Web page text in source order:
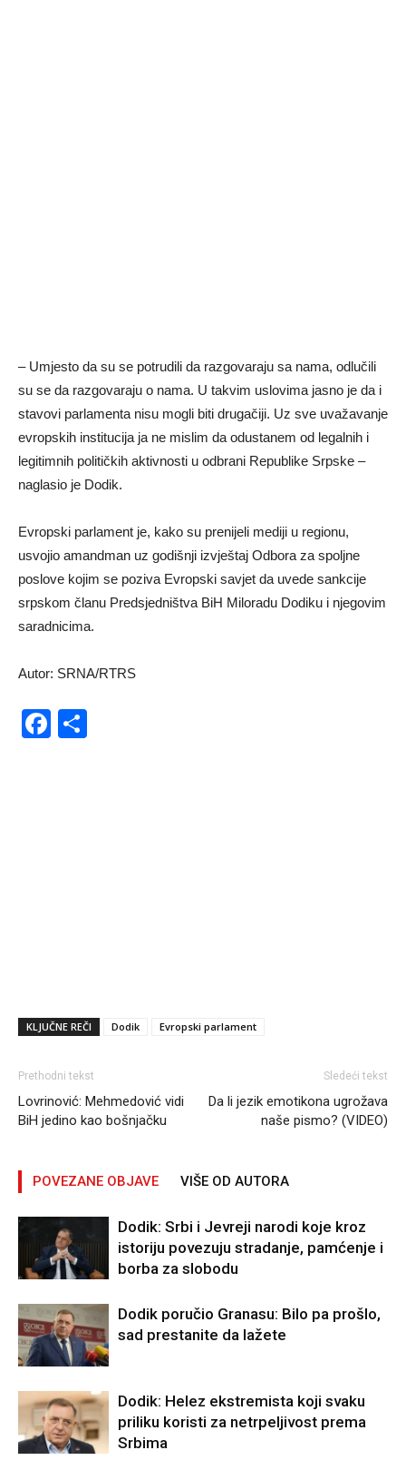
– Umjesto da su se potrudili da razgovaraju sa nama, odlučili
su se da razgovaraju o nama. U takvim uslovima jasno je da i
stavovi parlamenta nisu mogli biti drugačiji. Uz sve uvažavanje
evropskih institucija ja ne mislim da odustanem od legalnih i
legitimnih političkih aktivnosti u odbrani Republike Srpske –
naglasio je Dodik.
Evropski parlament je, kako su prenijeli mediji u regionu,
usvojio amandman uz godišnji izvještaj Odbora za spoljne
poslove kojim se poziva Evropski savjet da uvede sankcije
srpskom članu Predsjedništva BiH Miloradu Dodiku i njegovim
saradnicima.
Autor: SRNA/RTRS
Facebook
KLJUČNE REČI Dodik Evropski parlament
Prethodni tekst
Lovrinović: Mehmedović vidi
BiH jedino kao bošnjačku
Sledeći tekst
Da li jezik emotikona ugrožava
naše pismo? (VIDEO)
POVEZANE OBJAVE VIŠE OD AUTORA
Dodik: Srbi i Јevreji narodi koje kroz
istoriju povezuju stradanje, pamćenje i
borba za slobodu
Dodik poručio Granasu: Bilo pa prošlo,
sad prestanite da lažete
Dodik: Helez ekstremista koji svaku
priliku koristi za netrpeljivost prema
Srbima